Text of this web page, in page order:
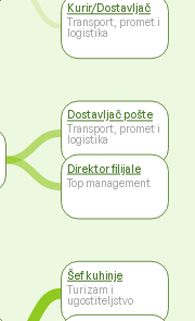
Kurir/Dostavljač
Transport, promet i
logistika
Dostavljač pošte
Transport, promet i
logistika
Direktor filijale
Top management
Šef kuhinje
Turizam i
ugostiteljstvo